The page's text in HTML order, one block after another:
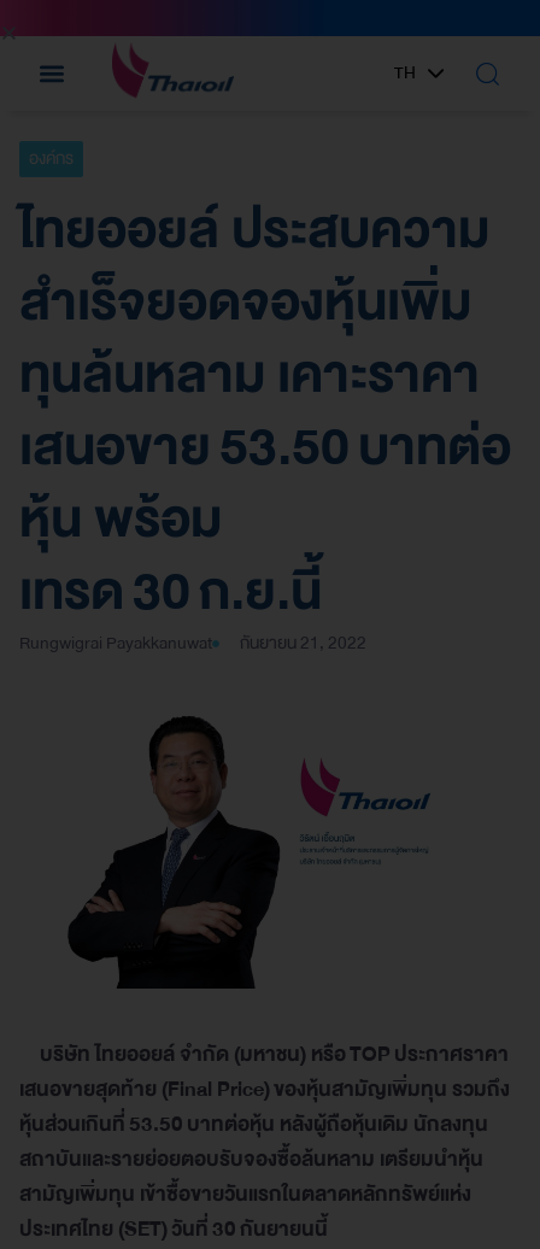
TH
EN
องค์กร
ไทยออยล์ ประสบความ
สำเร็จยอดจองหุ้นเพิ่ม
ทุนล้นหลาม เคาะราคา
เสนอขาย 53.50 บาทต่อ
หุ้น พร้อม
เทรด 30 ก.ย.นี้
Rungwigrai Payakkanuwat กันยายน 21, 2022
บริษัท ไทยออยล์ จำกัด (มหาชน) หรือTOPประกาศราคา
เสนอขายสุดท้าย (Final Price)ของหุ้นสามัญเพิ่มทุน รวมถึง
หุ้นส่วนเกินที่53.50บาทต่อหุ้น หลังผู้ถือหุ้นเดิม นักลงทุน
สถาบันและรายย่อยตอบรับจองซื้อล้นหลาม เตรียมนำหุ้น
สามัญเพิ่มทุน เข้าซื้อขายวันแรกในตลาดหลักทรัพย์แห่ง
ประเทศไทย (SET)วันที่30กันยายนนี้